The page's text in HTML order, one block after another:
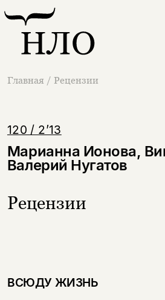
Главная / Рецензии
120 / 2’13
Марианна Ионова,
Валерий Нугатов
Рецензии
ВСЮДУ ЖИЗНЬ